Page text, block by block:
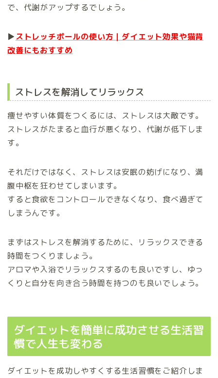
で、代謝がアップするでしょう。
▶ ストレッチポールの使い方｜ダイエット効果や猫背
改善にもおすすめ
ストレスを解消してリラックス
痩せやすい体質をつくるには、ストレスは大敵です。
ストレスがたまると血行が悪くなり、代謝が低下しま
す。
それだけではなく、ストレスは安眠の妨げになり、満
腹中枢を狂わせてしまいます。
すると食欲をコントロールできなくなり、食べ過ぎて
しまうんです。
まずはストレスを解消するために、リラックスできる
時間をつくりましょう。
アロマや入浴でリラックスするのも良いですし、ゆっ
くりと自分を向き合う時間を持つのも良いでしょう。
ダイエットを簡単に成功させる生活習
慣で人生も変わる
ダイエットを成功しやすくする生活習慣をご紹介しま